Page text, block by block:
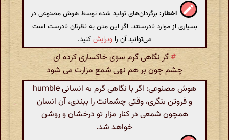
اخطار: برگردان‌های تولید شده توسط هوش مصنوعی در
بسیاری از موارد نادرستند. اگر این متن به نظرتان نادرست است
می‌توانید آن را ویرایشکنید.
#گر نگاهی گرم سوی خاکساری کرده ای
چشم چون بر هم نهی شمع مزارت می شود
هوش مصنوعی: اگر با نگاهی گرم به انسانی humble
و فروتن بنگری، وقتی چشمانت را ببندی، آن انسان
همچون شمعی در کنار مزار تو درخشان و روشن
خواهد شد.